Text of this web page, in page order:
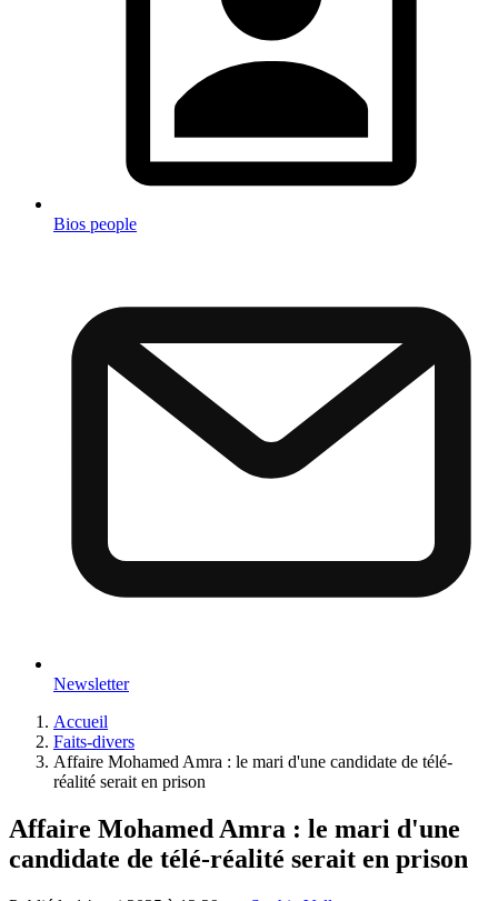
Bios people
Newsletter
Accueil
Faits-divers
Affaire Mohamed Amra : le mari d'une candidate de télé-
réalité serait en prison
Affaire Mohamed Amra : le mari d'une
candidate de télé-réalité serait en prison